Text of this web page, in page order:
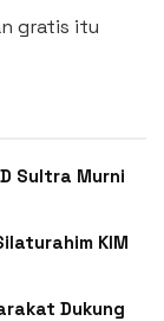
gratis itu
Sultra Murni
KIM
Dukung